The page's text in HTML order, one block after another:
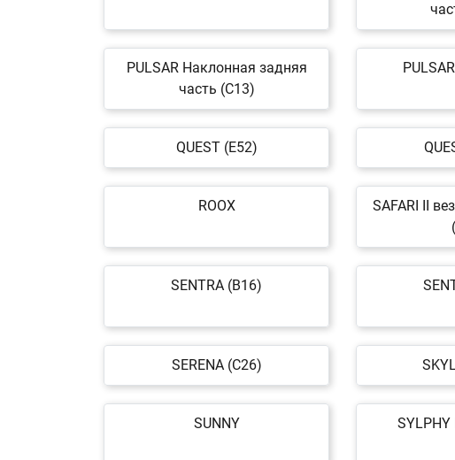
PULSAR Наклонная задняя
часть (C13)
QUEST (E52)
ROOX
SAFARI II
SENTRA (B16)
SERENA (C26)
SUNNY SYLPHY